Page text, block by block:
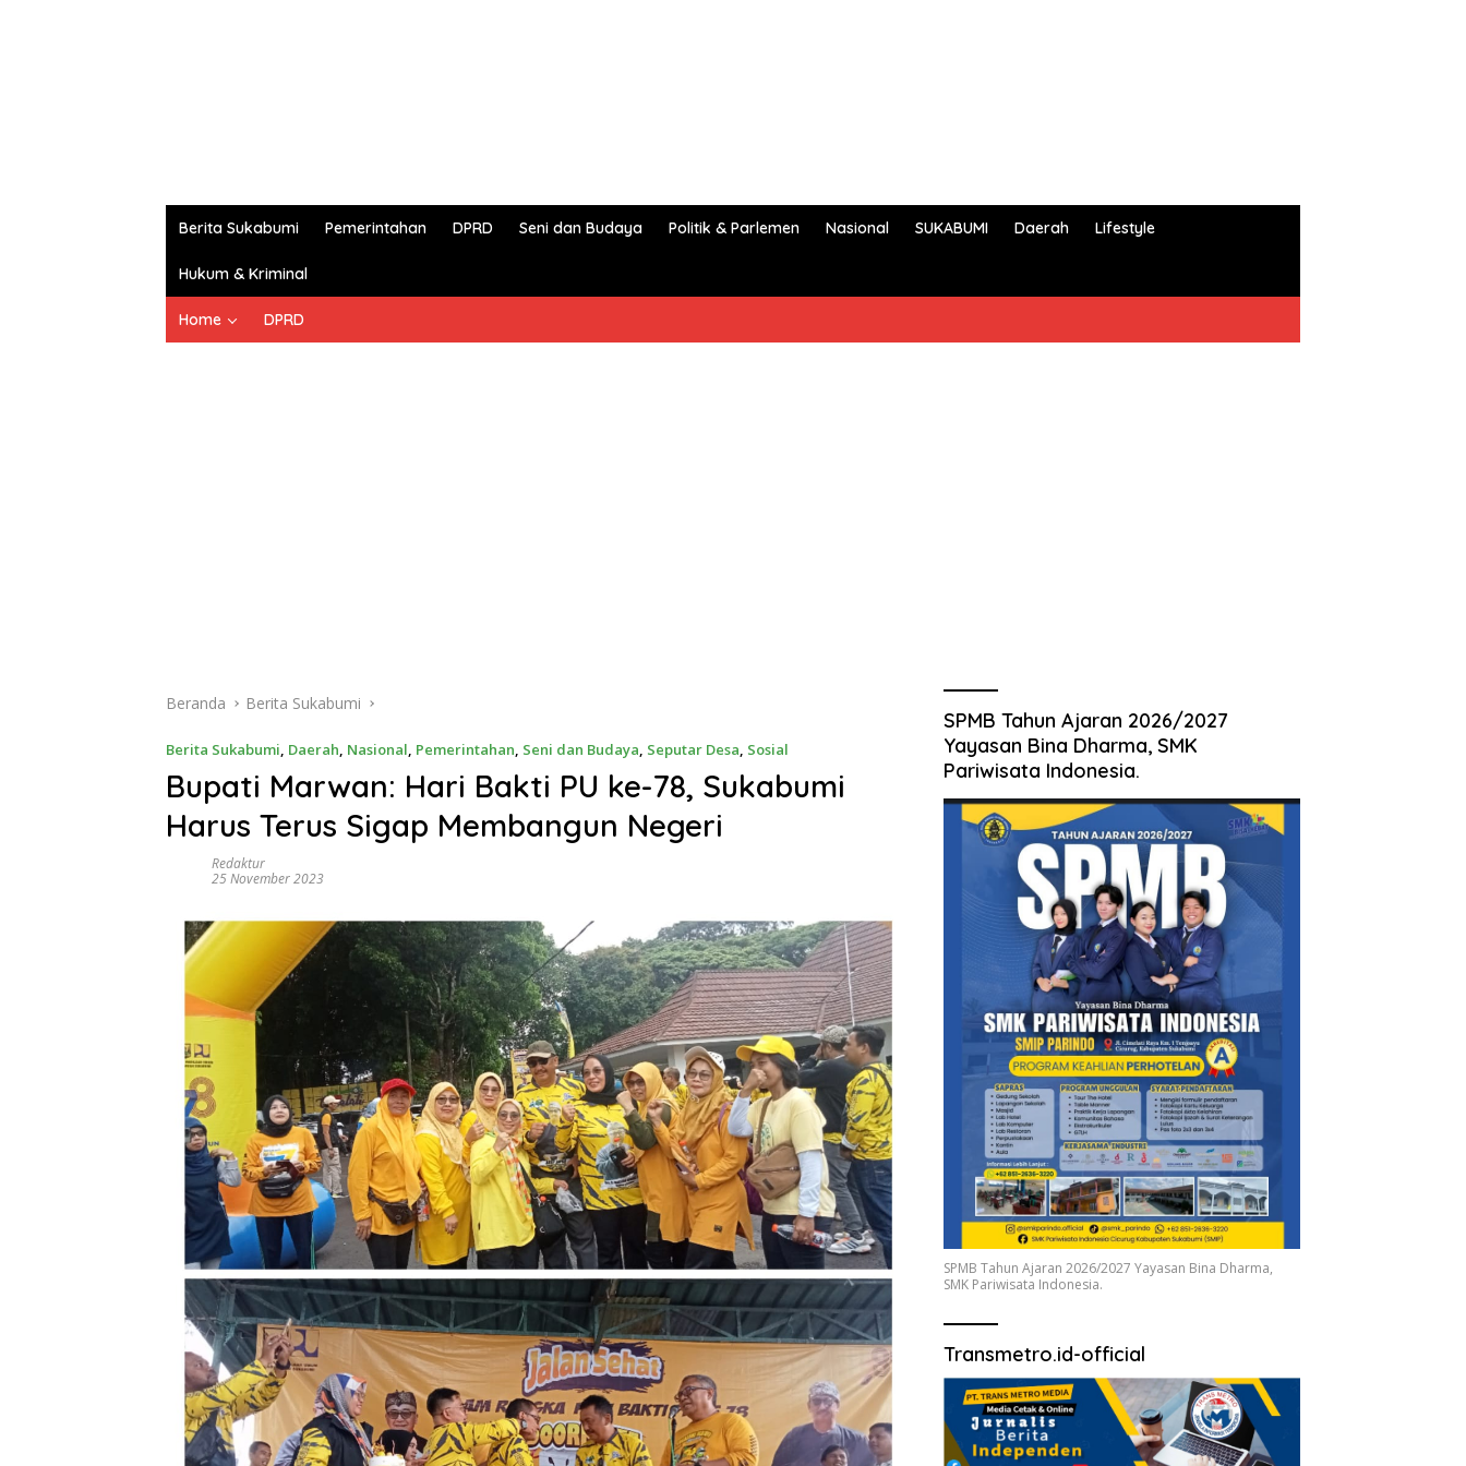
Berita Sukabumi Pemerintahan DPRD Seni dan Budaya Politik & Parlemen Nasional SUKABUMI Daerah Lifestyle
Hukum & Kriminal
Home DPRD
Beranda Berita Sukabumi
Berita Sukabumi, Daerah, Nasional, Pemerintahan, Seni dan Budaya, Seputar Desa, Sosial
Bupati Marwan: Hari Bakti PU ke-78, Sukabumi
Harus Terus Sigap Membangun Negeri
Redaktur
25 November 2023
SPMB Tahun Ajaran 2026/2027
Yayasan Bina Dharma, SMK
Pariwisata Indonesia.
SPMB Tahun Ajaran 2026/2027 Yayasan Bina Dharma,
SMK Pariwisata Indonesia.
Transmetro.id-official